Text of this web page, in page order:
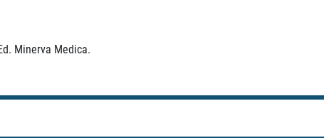
Minerva Medica.